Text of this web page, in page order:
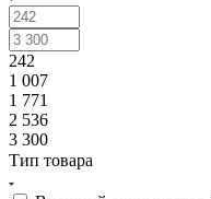
242
1 007
1 771
2 536
3 300
Тип товара
Внешний аккумулятор
Бренд